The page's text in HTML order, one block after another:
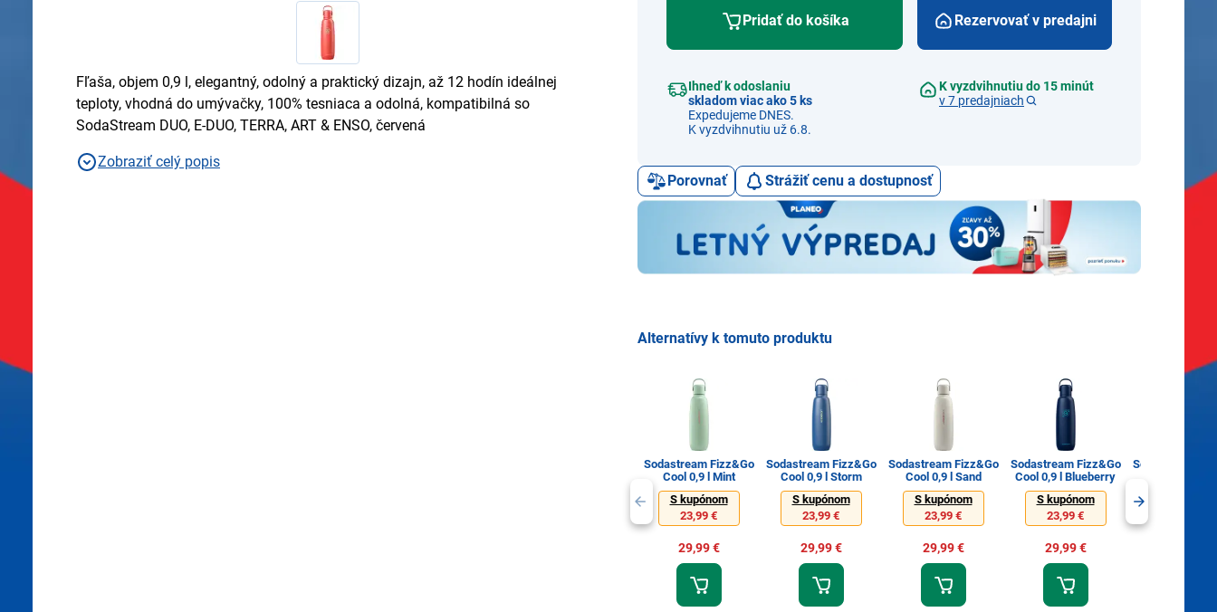
Fľaša, objem 0,9 l, elegantný, odolný a praktický dizajn, až 12 hodín ideálnej
teploty, vhodná do umývačky, 100% tesniaca a odolná, kompatibilná so
SodaStream DUO, E-DUO, TERRA, ART & ENSO, červená
Zobraziť celý popis
Pridať do košíka
Ihneď k odoslaniu
skladom viac ako 5 ks
Expedujeme DNES.
K vyzdvihnutiu už 6.8.
Rezervovať v predajni
K vyzdvihnutiu do 15 minút
v 7 predajniach
Porovnať Strážiť cenu a dostupnosť
Alternatívy k tomuto produktu
Sodastream Fizz&Go
Cool 0,9 l Mint
S kupónom
23,99 €
29,99 €
Sodastream Fizz&Go
Cool 0,9 l Storm
S kupónom
23,99 €
29,99 €
Sodastream Fizz&Go
Cool 0,9 l Sand
S kupónom
23,99 €
29,99 €
Sodastream Fizz&Go
Cool 0,9 l Blueberry
S kupónom
23,99 €
29,99 €
Sodastream